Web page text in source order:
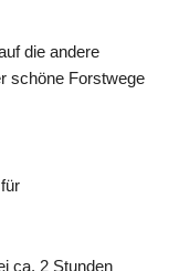
die andere
schöne Forstwege
ca. 2 Stunden